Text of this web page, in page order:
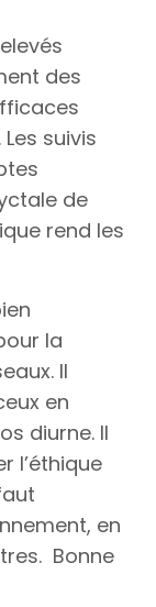
des
suivis
de
rend les
la
Il
en
diurne. Il
l’éthique
en
Bonne